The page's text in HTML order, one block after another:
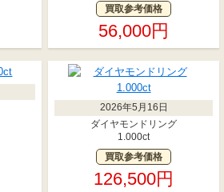
買取参考価格
56,000円
2026年5月16日
ダイヤモンドリング
1.000ct
買取参考価格
126,500円